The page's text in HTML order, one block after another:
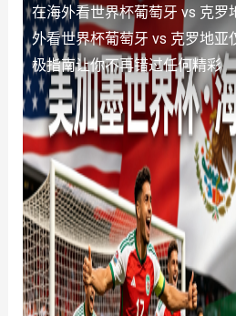
在海外看世界杯葡萄牙 vs 克罗
外看世界杯葡萄牙 vs 克罗地亚
极指南让你不再错过任何精彩